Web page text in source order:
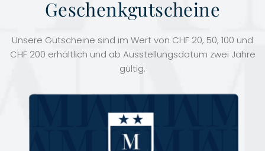
Geschenkgutscheine
Unsere Gutscheine sind im Wert von CHF 20, 50, 100 und
CHF 200 erhältlich und ab Ausstellungsdatum zwei Jahre
gültig.